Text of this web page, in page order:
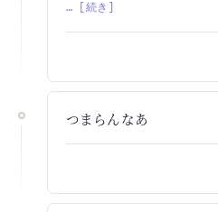
… [続き]
つまらんなあ